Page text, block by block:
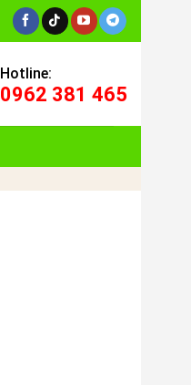
Hotline:
0962 381 465